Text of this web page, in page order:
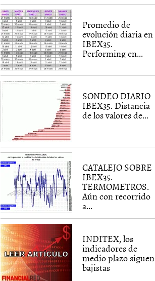
Promedio de
evolución diaria en
IBEX35.
Performing en...
SONDEO DIARIO
IBEX35. Distancia
de los valores de...
CATALEJO SOBRE
IBEX35.
TERMOMETROS.
Aún con recorrido
a...
INDITEX, los
indicadores de
medio plazo siguen
bajistas